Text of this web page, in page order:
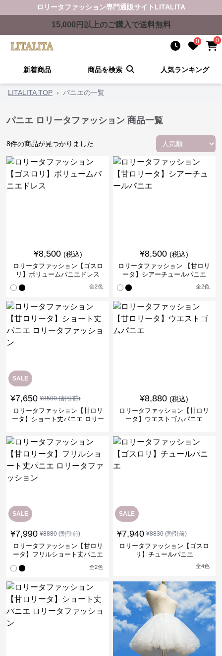
ロリータファッション専門通販サイト LITALITA
15,000 円以上のご購入で送料無料
0 0
新着商品 商品を検索 人気ランキング
LITALITA TOP › パニエの一覧
パニエ ロリータファッション 商品一覧
8件の商品が見つかりました
¥8,500 (税込)
ロリータファッション【ゴスロ
リ】ボリュームパニエドレス
全2色
¥8,500 (税込)
ロリータファッション 【甘ロリ
ータ】シアーチュールパニエ
全2色
SALE
¥7,650 ¥8500(割引前)
ロリータファッション【甘ロリ
ータ】ショート丈パニエ ロリー
¥8,880 (税込)
ロリータファッション【甘ロリ
ータ】ウエストゴムパニエ
SALE
¥7,990 ¥8880(割引前)
ロリータファッション【甘ロリ
ータ】フリルショート丈パニエ
全2色
SALE
¥7,940 ¥8830(割引前)
ロリータファッション【ゴスロ
リ】チュールパニエ
全4色